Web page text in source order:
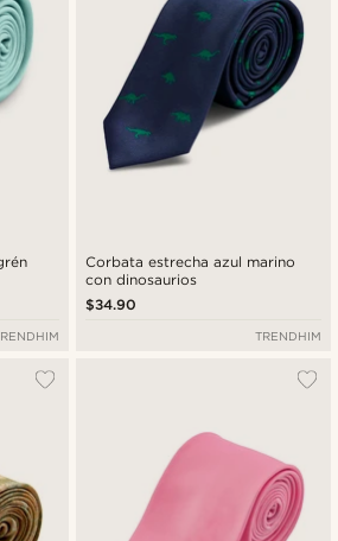
Corbata estrecha azul marino
con dinosaurios
$34.90
TRENDHIM